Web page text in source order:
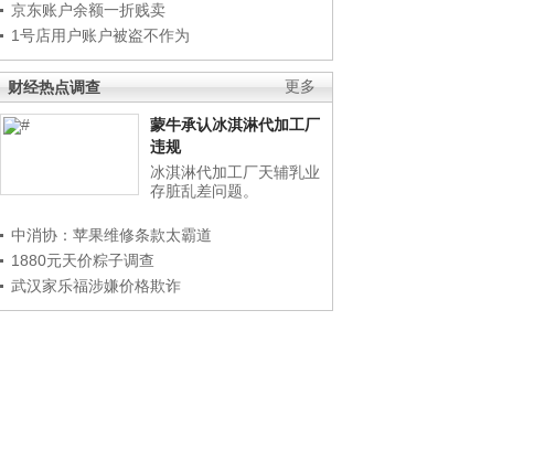
京东账户余额一折贱卖
1号店用户账户被盗不作为
更多
财经热点调查
蒙牛承认冰淇淋代加工厂
违规
冰淇淋代加工厂天辅乳业
存脏乱差问题。
中消协：苹果维修条款太霸道
1880元天价粽子调查
武汉家乐福涉嫌价格欺诈